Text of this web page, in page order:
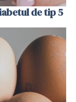
de tip 5